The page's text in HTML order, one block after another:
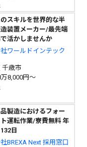
スキルを世界的な半
装置メーカー/最先端
活かしませんか
ワールドインテック
千歳市
8,000円～
製造におけるフォー
運転作業/寮費無料 年
日
BREXA Next 採用窓口